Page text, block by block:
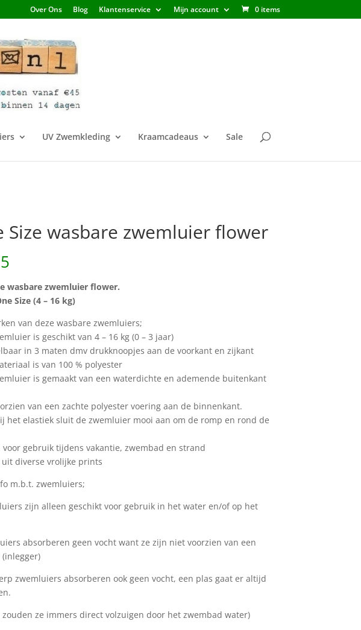
Over Ons Blog Klantenservice Mijn account 0 items
UV Zwemkleding Kraamcadeaus Sale
Size wasbare zwemluier flower
wasbare zwemluier flower.
Size (4 – 16 kg)
van deze wasbare zwemluiers;
is geschikt van 4 – 16 kg (0 – 3 jaar)
in 3 maten dmv drukknoopjes aan de voorkant en zijkant
is van 100 % polyester
is gemaakt van een waterdichte en ademende buitenkant
van een zachte polyester voering aan de binnenkant.
het elastiek sluit de zwemluier mooi aan om de romp en rond de
voor gebruik tijdens vakantie, zwembad en strand
uit diverse vrolijke prints
m.b.t. zwemluiers;
zijn alleen geschikt voor gebruik in het water en/of op het
absorberen geen vocht want ze zijn niet voorzien van een
zwemluiers absorberen ook geen vocht, een plas gaat er altijd
zouden ze immers direct volzuigen door het zwembad water)